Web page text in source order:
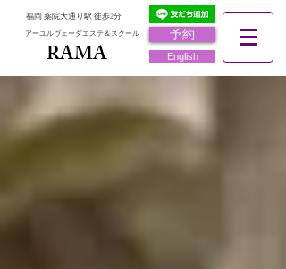
予約
福岡 薬院大通り駅 徒歩2分
アーユルヴェーダエステ＆スクール
RAMA English